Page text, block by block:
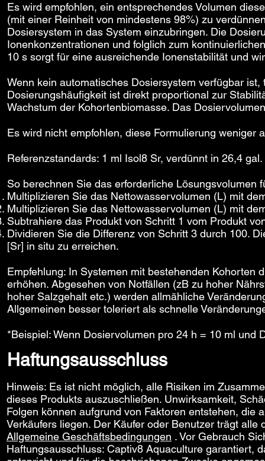
Es wird empfohlen, ein entsprechendes Volumen
(mit einer Reinheit von mindestens 98%) zu
Dosiersystem in das System einzubringen. Die
Ionenkonzentrationen und folglich zum
10 s sorgt für eine ausreichende Ionenstabilität und
Wenn kein automatisches Dosiersystem verfügbar
Dosierungshäufigkeit ist direkt proportional zur
Wachstum der Kohortenbiomasse. Das
Es wird nicht empfohlen, diese Formulierung weniger
Referenzstandards: 1 ml Isol8 Sr, verdünnt in 26,4
So berechnen Sie das erforderliche Lösungsvolumen
Multiplizieren Sie das Nettowasservolumen (L) mit
Multiplizieren Sie das Nettowasservolumen (L) mit
Subtrahiere das Produkt von Schritt 1 vom Produkt
Dividieren Sie die Differenz von Schritt 3 durch 100.
[Sr] in situ zu erreichen.
Empfehlung: In Systemen mit bestehenden Kohorten
erhöhen. Abgesehen von Notfällen (zB zu hoher
hoher Salzgehalt etc.) werden allmähliche
Allgemeinen besser toleriert als schnelle
*Beispiel: Wenn Dosiervolumen pro 24 h = 10 ml
Haftungsausschluss
Hinweis: Es ist nicht möglich, alle Risiken im
dieses Produkts auszuschließen. Unwirksamkeit,
Folgen können aufgrund von Faktoren entstehen, die
Verkäufers liegen. Der Käufer oder Benutzer trägt
Allgemeine Geschäftsbedingungen . Vor Gebrauch
Haftungsausschluss: Captiv8 Aquaculture garantiert,